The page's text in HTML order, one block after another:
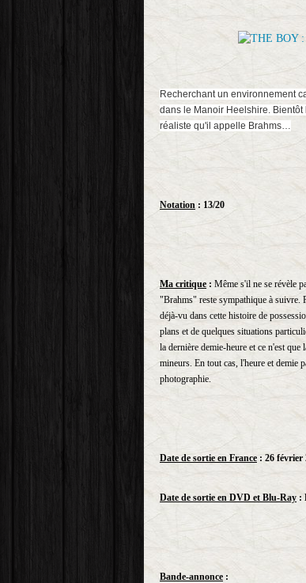
Recherchant un environnement
dans le Manoir Heelshire.
réaliste qu'il appelle Brahms…
Notation : 13/20
Ma critique : Même s'il ne se révèle
"Brahms" reste sympathique à suivre.
déjà-vu dans cette histoire de
plans et de quelques situations
la dernière demie-heure et ce n'est
mineurs. En tout cas, l'heure et demie
photographie.
Date de sortie en France : 26 février
Date de sortie en DVD et Blu-Ray :
Bande-annonce :